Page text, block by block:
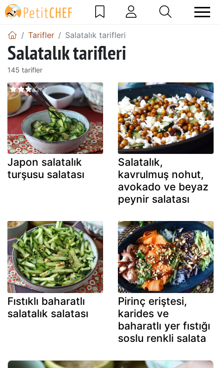
Tarifler Salatalık tarifleri
Salatalık tarifleri
145 tarifler
Japon salatalık
turşusu salatası
Salatalık,
kavrulmuş nohut,
avokado ve beyaz
peynir salatası
Fıstıklı baharatlı
salatalık salatası
Pirinç eriştesi,
karides ve
baharatlı yer fıstığı
soslu renkli salata